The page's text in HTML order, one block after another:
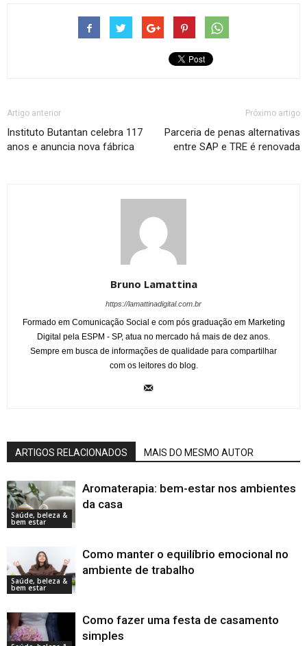
Artigo anterior
Instituto Butantan celebra 117
anos e anuncia nova fábrica
Próximo artigo
Parceria de penas alternativas
entre SAP e TRE é renovada
Bruno Lamattina
https://lamattinadigital.com.br
Formado em Comunicação Social e com pós graduação em Marketing
Digital pela ESPM - SP, atua no mercado há mais de dez anos.
Sempre em busca de informações de qualidade para compartilhar
com os leitores do blog.
ARTIGOS RELACIONADOS MAIS DO MESMO AUTOR
Saúde, beleza &
bem estar
Aromaterapia: bem-estar nos ambientes
da casa
Saúde, beleza &
bem estar
Como manter o equilíbrio emocional no
ambiente de trabalho
Como fazer uma festa de casamento
simples